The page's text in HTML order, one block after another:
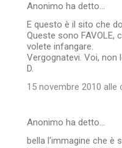
Anonimo ha detto…
E questo è il sito che
Queste sono FAVOLE,
volete infangare.
Vergognatevi. Voi,
D.
15 novembre 2010 alle
Anonimo ha detto…
bella l'immagine che è